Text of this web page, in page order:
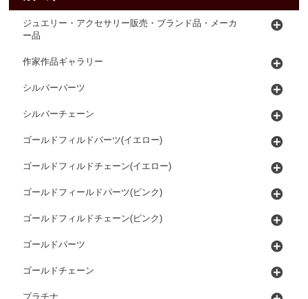
ジュエリー・アクセサリー販売・ブランド品・メーカ
ー品
作家作品ギャラリー
シルバーパーツ
シルバーチェーン
ゴールドフィルドパーツ(イエロー)
ゴールドフィルドチェーン(イエロー)
ゴールドフィールドパーツ(ピンク)
ゴールドフィルドチェーン(ピンク)
ゴールドパーツ
ゴールドチェーン
プラチナ